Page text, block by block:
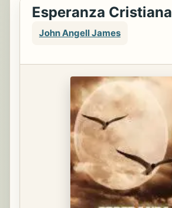
Esperanza Cristiana
John Angell James